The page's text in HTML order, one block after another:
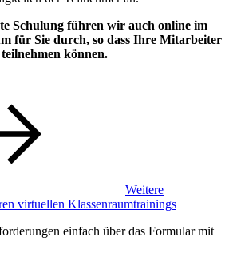
Schulung führen wir auch online im
für Sie durch, so dass Ihre Mitarbeiter
können.
Weitere
virtuellen Klassenraumtrainings
einfach über das Formular mit